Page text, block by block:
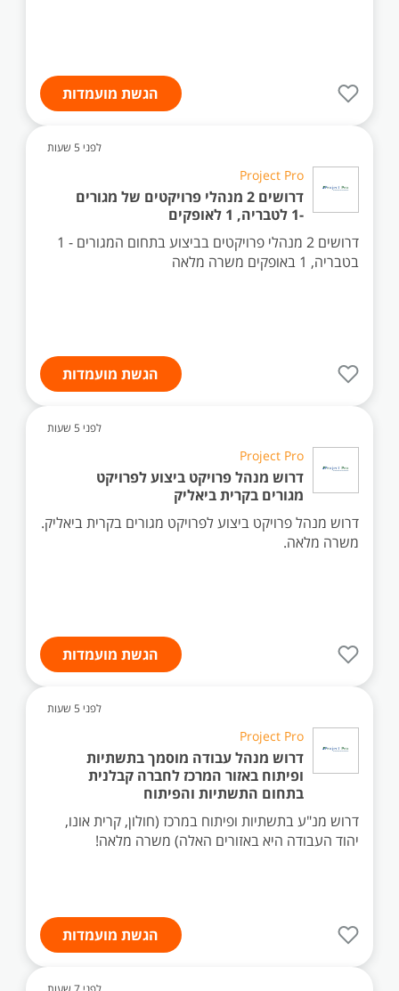
הגשת מועמדות
לפני 5 שעות
Project Pro
דרושים 2 מנהלי פרויקטים של מגורים
-1 לטבריה, 1 לאופקים
דרושים 2 מנהלי פרויקטים בביצוע בתחום המגורים - 1
בטבריה, 1 באופקים משרה מלאה
הגשת מועמדות
לפני 5 שעות
Project Pro
דרוש מנהל פרויקט ביצוע לפרויקט
מגורים בקרית ביאליק
דרוש מנהל פרויקט ביצוע לפרויקט מגורים בקרית ביאליק.
משרה מלאה.
הגשת מועמדות
לפני 5 שעות
Project Pro
דרוש מנהל עבודה מוסמך בתשתיות
ופיתוח באזור המרכז לחברה קבלנית
בתחום התשתיות והפיתוח
דרוש מנ"ע בתשתיות ופיתוח במרכז (חולון, קרית אונו,
יהוד העבודה היא באזורים האלה) משרה מלאה!
הגשת מועמדות